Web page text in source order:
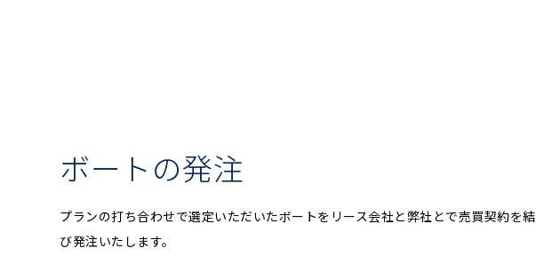
ボートの発注
プランの打ち合わせで選定いただいたボートをリース会社と弊社とで売買契約を結
び発注いたします。